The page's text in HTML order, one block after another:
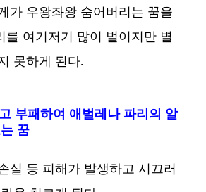
가 우왕좌왕 숨어버리는 꿈을
를 여기저기 많이 벌이지만 별
못하게 된다.
부패하여 애벌레나 파리의 알
꿈
실 등 피해가 발생하고 시끄러